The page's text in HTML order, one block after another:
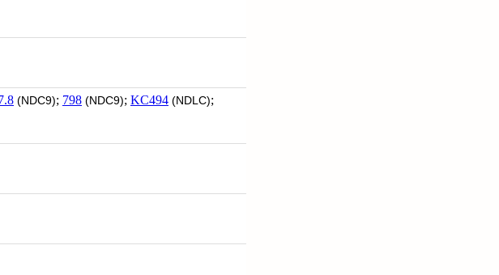
(NDC9); 798 (NDC9); KC494 (NDLC);